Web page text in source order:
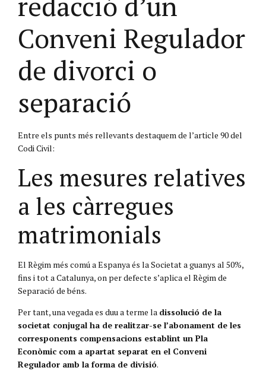
Conveni Regulador
de divorci o
separació
Entre els punts més rellevants destaquem de l’article 90 del
Codi Civil:
Les mesures relatives
a les càrregues
matrimonials
El Règim més comú a Espanya és la Societat a guanys al 50%,
fins i tot a Catalunya, on per defecte s’aplica el Règim de
Separació de béns.
Per tant, una vegada es duu a terme la dissolució de la
societat conjugal ha de realitzar-se l’abonament de les
corresponents compensacions establint un Pla
Econòmic com a apartat separat en el Conveni
Regulador amb la forma de divisió.